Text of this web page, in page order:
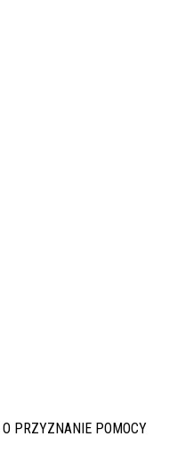
PRZYZNANIE POMOCY